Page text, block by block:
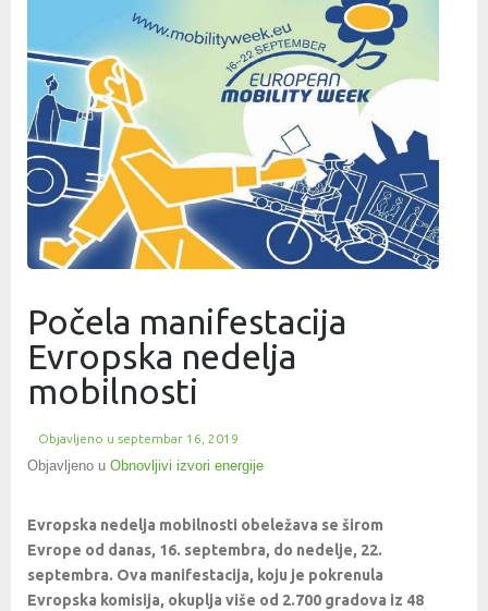
Počela manifestacija
Evropska nedelja
mobilnosti
Objavljeno u septembar 16, 2019
Objavljeno u Obnovljivi izvori energije
Evropska nedelja mobilnosti obeležava se širom
Evrope od danas, 16. septembra, do nedelje, 22.
septembra. Ova manifestacija, koju je pokrenula
Evropska komisija, okuplja više od 2.700 gradova iz 48